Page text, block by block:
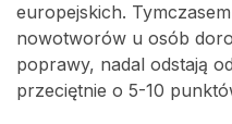
europejskich.
nowotworów u osób
poprawy, nadal odstają
przeciętnie o 5-10